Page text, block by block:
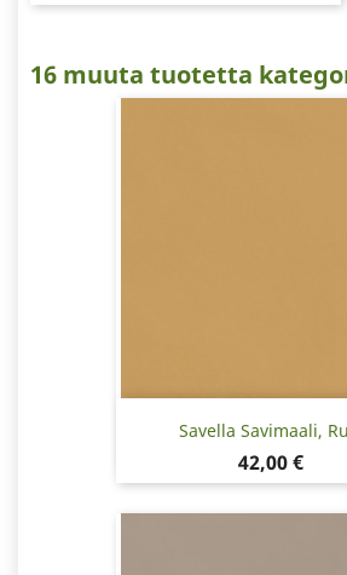
16 muuta tuotetta
Savella Savimaali,
Hinta
42,00 €